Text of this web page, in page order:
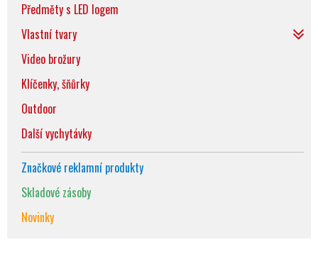
Předměty s LED logem
Vlastní tvary
Video brožury
Klíčenky, šňůrky
Outdoor
Další vychytávky
Značkové reklamní produkty
Skladové zásoby
Novinky